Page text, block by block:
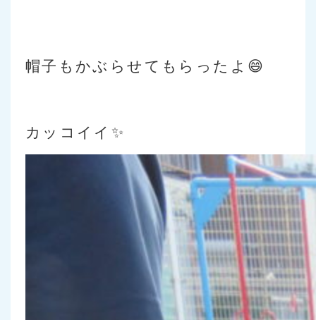
帽子もかぶらせてもらったよ😄
カッコイイ✨